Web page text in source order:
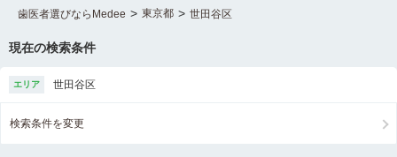
歯医者選びならMedee > 東京都 > 世田谷区
現在の検索条件
エリア 世田谷区
検索条件を変更